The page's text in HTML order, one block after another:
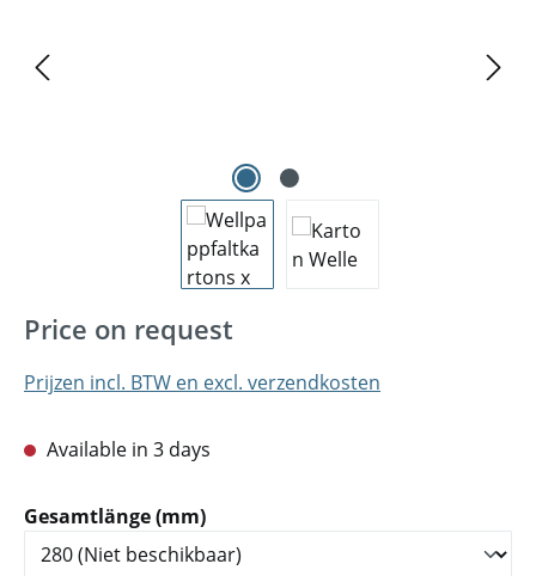
Price on request
Prijzen incl. BTW en excl. verzendkosten
Available in 3 days
Selecteer
Gesamtlänge (mm)